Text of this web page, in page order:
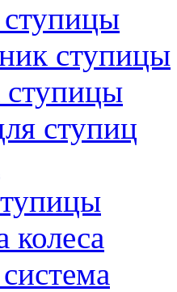
ступицы
ступиц